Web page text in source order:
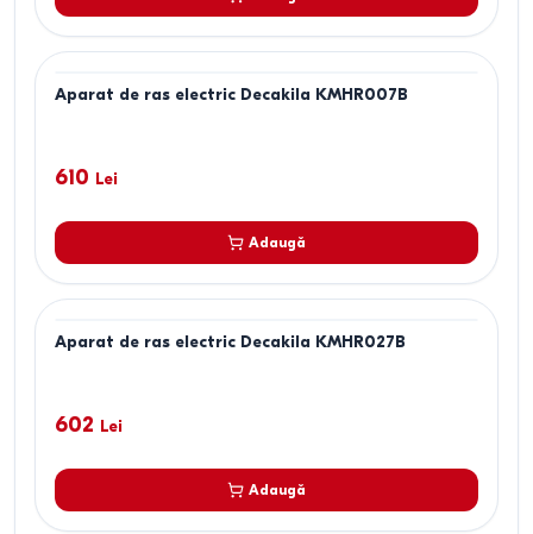
Aparat de ras electric Decakila KMHR007B
610 Lei
Adaugă
Aparat de ras electric Decakila KMHR027B
602 Lei
Adaugă